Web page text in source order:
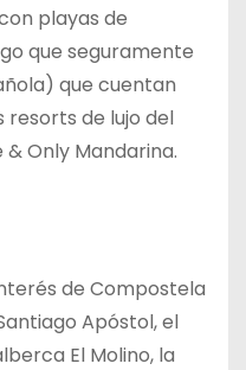
playas de
que seguramente
que cuentan
resorts de lujo del
Only Mandarina.
de Compostela
Apóstol, el
El Molino, la